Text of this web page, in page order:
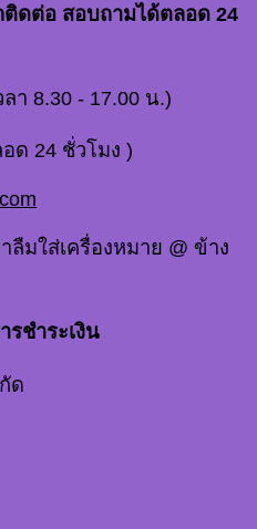
ดต่อ สอบถามได้ตลอด 24
ลา 8.30 - 17.00 น.)
ด 24 ชั่วโมง )
ลืมใส่เครื่องหมาย @ ข้าง
รชำระเงิน
ด